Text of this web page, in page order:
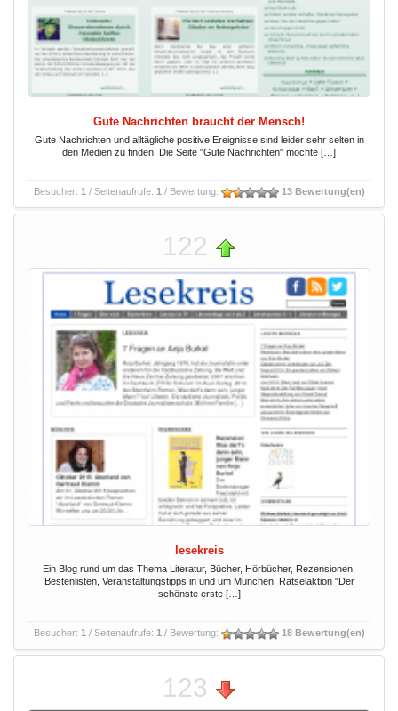
Gute Nachrichten braucht der Mensch!
Gute Nachrichten und alltägliche positive Ereignisse sind leider sehr selten in
den Medien zu finden. Die Seite "Gute Nachrichten" möchte […]
Besucher: 1 / Seitenaufrufe: 1 / Bewertung: 13 Bewertung(en)
122
lesekreis
Ein Blog rund um das Thema Literatur, Bücher, Hörbücher, Rezensionen,
Bestenlisten, Veranstaltungstipps in und um München, Rätselaktion "Der
schönste erste […]
Besucher: 1 / Seitenaufrufe: 1 / Bewertung: 18 Bewertung(en)
123